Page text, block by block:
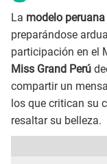
La modelo peruana
preparándose
participación en el
Miss Grand Perú
compartir un
los que critican su
resaltar su belleza.